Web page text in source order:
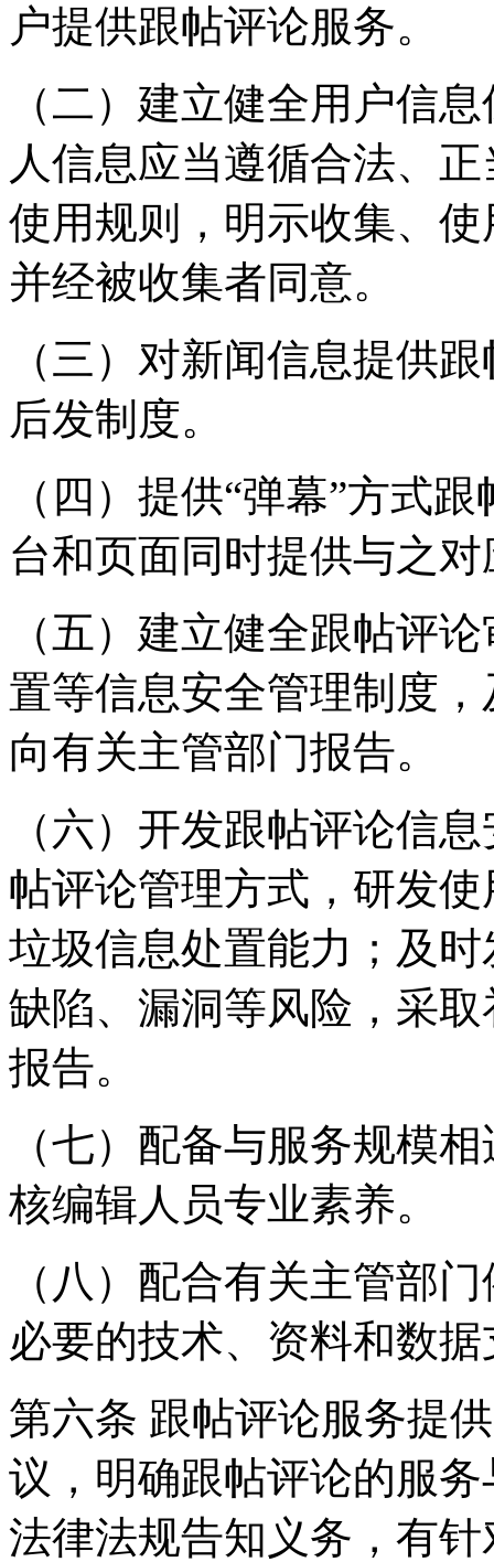
户提供跟帖评论服务。
（二）建立健全用户信
人信息应当遵循合法、
使用规则，明示收集、
并经被收集者同意。
（三）对新闻信息提供
后发制度。
（四）提供“弹幕”方式
台和页面同时提供与之
（五）建立健全跟帖评
置等信息安全管理制度
向有关主管部门报告。
（六）开发跟帖评论信
帖评论管理方式，研发
垃圾信息处置能力；及
缺陷、漏洞等风险，采
报告。
（七）配备与服务规模
核编辑人员专业素养。
（八）配合有关主管部
必要的技术、资料和数
第六条 跟帖评论服务提
议，明确跟帖评论的服
法律法规告知义务，有